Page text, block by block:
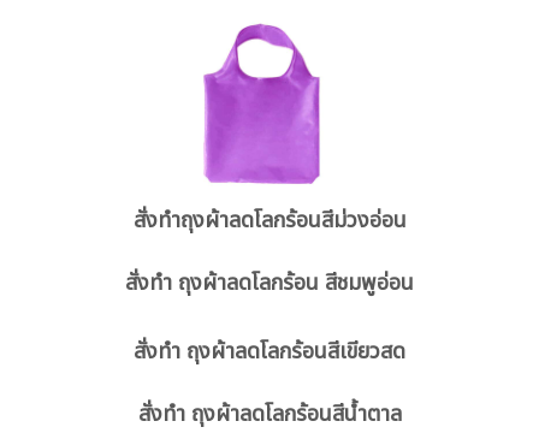
สั่งทำถุงผ้าลดโลกร้อนสีม่วงอ่อน
สั่งทำ ถุงผ้าลดโลกร้อน สีชมพูอ่อน
สั่งทำ ถุงผ้าลดโลกร้อนสีเขียวสด
สั่งทำ ถุงผ้าลดโลกร้อนสีน้ำตาล